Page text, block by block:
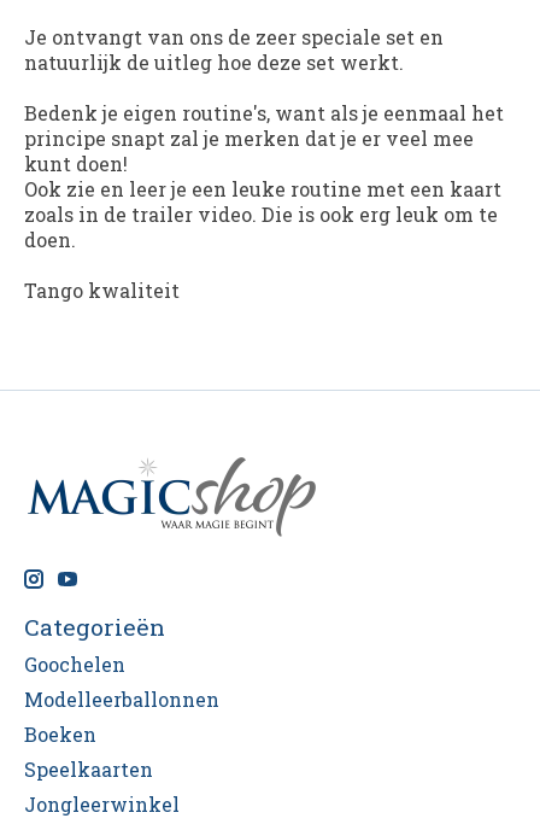
Je ontvangt van ons de zeer speciale set en
natuurlijk de uitleg hoe deze set werkt.
Bedenk je eigen routine's, want als je eenmaal het
principe snapt zal je merken dat je er veel mee
kunt doen!
Ook zie en leer je een leuke routine met een kaart
zoals in de trailer video. Die is ook erg leuk om te
doen.
Tango kwaliteit
Categorieën
Goochelen
Modelleerballonnen
Boeken
Speelkaarten
Jongleerwinkel